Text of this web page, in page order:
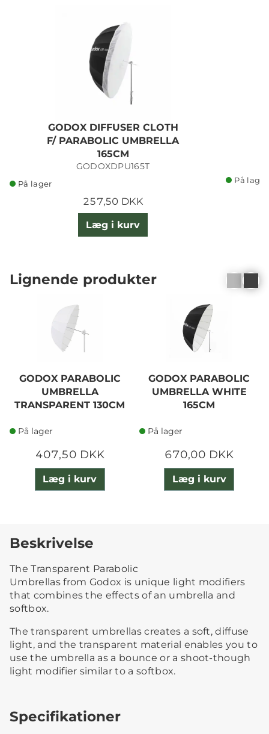
GODOX DIFFUSER CLOTH
F/ PARABOLIC UMBRELLA
165CM
GODOXDPU165T
På lager
257,50 DKK
Læg i kurv
På lager
Lignende produkter
GODOX PARABOLIC
UMBRELLA
TRANSPARENT 130CM
På lager
407,50 DKK
Læg i kurv
GODOX PARABOLIC
UMBRELLA WHITE
165CM
På lager
670,00 DKK
Læg i kurv
Beskrivelse
The Transparent Parabolic
Umbrellas from Godox is unique light modifiers
that combines the effects of an umbrella and
softbox.
The transparent umbrellas creates a soft, diffuse
light, and the transparent material enables you to
use the umbrella as a bounce or a shoot-though
light modifier similar to a softbox.
Specifikationer